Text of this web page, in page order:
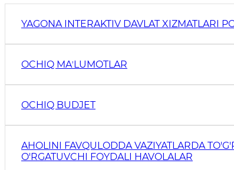
YAGONA INTERAKTIV DAVLAT XIZMATLARI
OCHIQ MAʼLUMOTLAR
OCHIQ BUDJET
AHOLINI FAVQULODDA VAZIYATLARDA
O'RGATUVCHI FOYDALI HAVOLALAR